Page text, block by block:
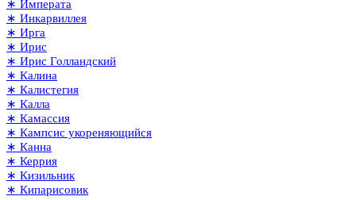
∗ Императа
∗ Инкарвиллея
∗ Ирга
∗ Ирис
∗ Ирис Голландский
∗ Калина
∗ Калистегия
∗ Калла
∗ Камассия
∗ Кампсис укореняющийся
∗ Канна
∗ Керрия
∗ Кизильник
∗ Кипарисовик